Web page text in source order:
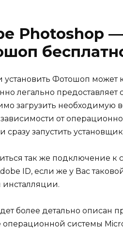
Photoshop —
установить Фотошоп
легально предоставляет
загрузить
зависимости от
сразу запустить
так же подключение к
ID, если же у Вас
инсталляции.
более детально описан
системы